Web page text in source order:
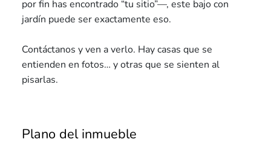
por fin has encontrado “tu sitio”—, este bajo con
jardín puede ser exactamente eso.
Contáctanos y ven a verlo. Hay casas que se
entienden en fotos… y otras que se sienten al
pisarlas.
Plano del inmueble